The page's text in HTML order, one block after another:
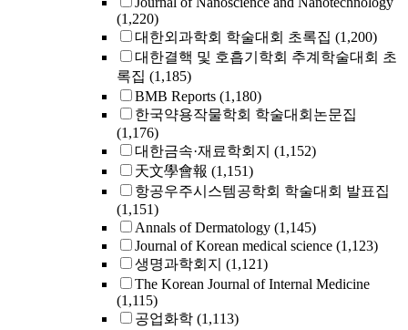
(1,220)
대한외과학회 학술대회 초록집 (1,200)
대한결핵 및 호흡기학회 추계학술대회 초
록집 (1,185)
BMB Reports (1,180)
한국약용작물학회 학술대회논문집
(1,176)
대한금속·재료학회지 (1,152)
天文學會報 (1,151)
항공우주시스템공학회 학술대회 발표집
(1,151)
Annals of Dermatology (1,145)
Journal of Korean medical science (1,123)
생명과학회지 (1,121)
The Korean Journal of Internal Medicine
(1,115)
공업화학 (1,113)